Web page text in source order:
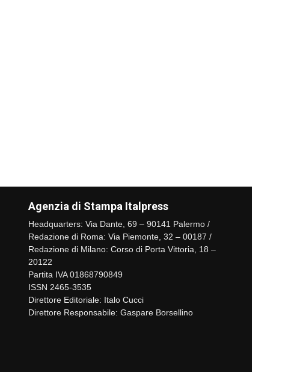
Agenzia di Stampa Italpress
Headquarters: Via Dante, 69 – 90141 Palermo /
Redazione di Roma: Via Piemonte, 32 – 00187 /
Redazione di Milano: Corso di Porta Vittoria, 18 –
20122
Partita IVA 01868790849
ISSN 2465-3535
Direttore Editoriale: Italo Cucci
Direttore Responsabile: Gaspare Borsellino